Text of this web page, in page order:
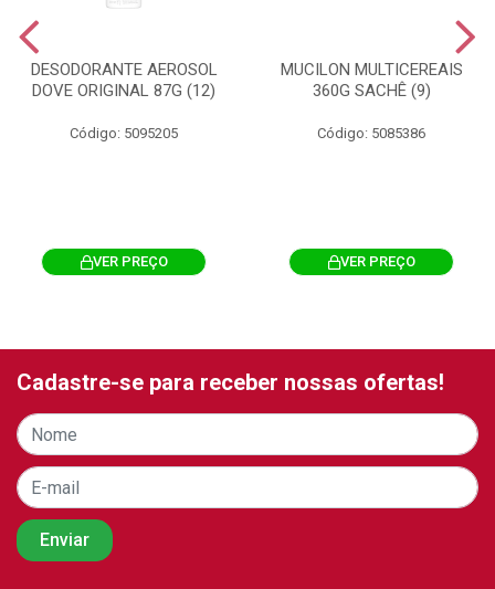
DESODORANTE AEROSOL
DOVE ORIGINAL 87G (12)
Código: 5095205
VER PREÇO
MUCILON MULTICEREAIS
360G SACHÊ (9)
Código: 5085386
VER PREÇO
Cadastre-se para receber nossas ofertas!